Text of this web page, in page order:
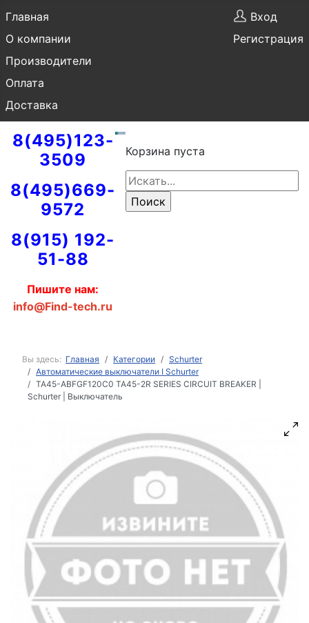
Главная
О компании
Производители
Оплата
Доставка
Вход
Регистрация
8(495)123-
3509
8(495)669-
9572
8(915) 192-
51-88
Пишите нам:
info@Find-tech.ru
Корзина пуста
Вы здесь: Главная Категории
Schurter
Автоматические выключатели I Schurter
TA45-ABFGF120C0 TA45-2R SERIES CIRCUIT BREAKER |
Schurter | Выключатель